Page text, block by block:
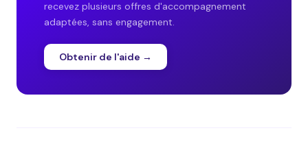
recevez plusieurs offres d'accompagnement
adaptées, sans engagement.
Obtenir de l'aide →